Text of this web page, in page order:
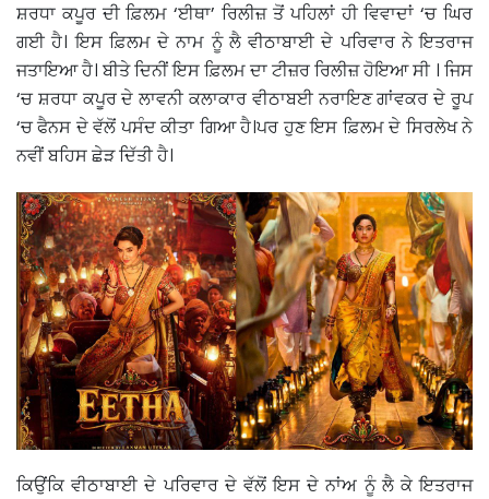
ਸ਼ਰਧਾ ਕਪੂਰ ਦੀ ਫ਼ਿਲਮ ‘ਈਥਾ’ ਰਿਲੀਜ਼ ਤੋਂ ਪਹਿਲਾਂ ਹੀ ਵਿਵਾਦਾਂ ‘ਚ ਘਿਰ
ਗਈ ਹੈ। ਇਸ ਫ਼ਿਲਮ ਦੇ ਨਾਮ ਨੂੰ ਲੈ ਵੀਠਾਬਾਈ ਦੇ ਪਰਿਵਾਰ ਨੇ ਇਤਰਾਜ
ਜਤਾਇਆ ਹੈ। ਬੀਤੇ ਦਿਨੀਂ ਇਸ ਫ਼ਿਲਮ ਦਾ ਟੀਜ਼ਰ ਰਿਲੀਜ਼ ਹੋਇਆ ਸੀ । ਜਿਸ
‘ਚ ਸ਼ਰਧਾ ਕਪੂਰ ਦੇ ਲਾਵਨੀ ਕਲਾਕਾਰ ਵੀਠਾਬਈ ਨਰਾਇਣ ਗਾਂਵਕਰ ਦੇ ਰੂਪ
‘ਚ ਫੈਨਸ ਦੇ ਵੱਲੋਂ ਪਸੰਦ ਕੀਤਾ ਗਿਆ ਹੈ।ਪਰ ਹੁਣ ਇਸ ਫ਼ਿਲਮ ਦੇ ਸਿਰਲੇਖ ਨੇ
ਨਵੀਂ ਬਹਿਸ ਛੇੜ ਦਿੱਤੀ ਹੈ।
ਕਿਉਂਕਿ ਵੀਠਾਬਾਈ ਦੇ ਪਰਿਵਾਰ ਦੇ ਵੱਲੋਂ ਇਸ ਦੇ ਨਾਂਅ ਨੂੰ ਲੈ ਕੇ ਇਤਰਾਜ